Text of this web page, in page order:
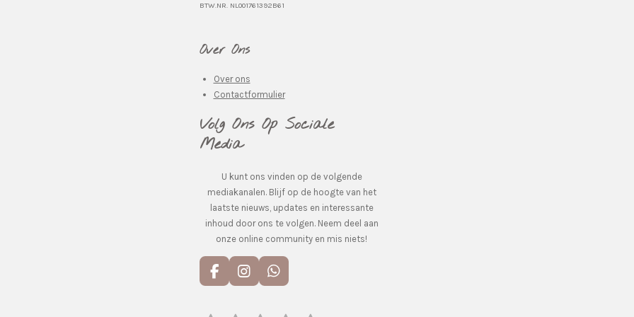
BTW.NR. NL001761392B61
Over Ons
Over ons
Contactformulier
Volg Ons Op Sociale
Media
U kunt ons vinden op de volgende
mediakanalen. Blijf op de hoogte van het
laatste nieuws, updates en interessante
inhoud door ons te volgen. Neem deel aan
onze online community en mis niets!
F
a
I
n
W
h